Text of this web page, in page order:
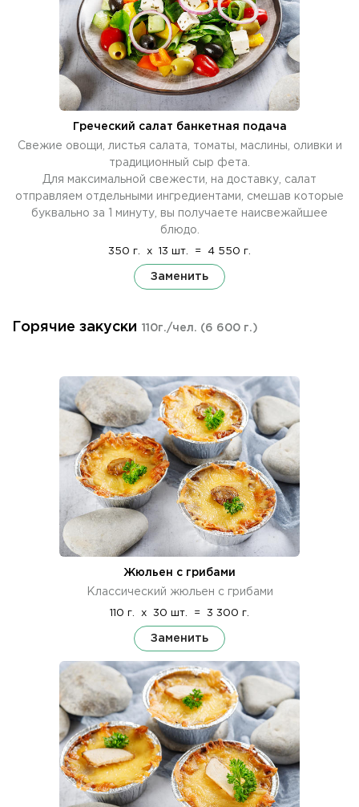
Греческий салат банкетная подача
Свежие овощи, листья салата, томаты, маслины, оливки и
традиционный сыр фета.
Для максимальной свежести, на доставку, салат
отправляем отдельными ингредиентами, смешав которые
буквально за 1 минуту, вы получаете наисвежайшее
блюдо.
350 г. x 13 шт. = 4 550 г.
Заменить
Горячие закуски 110г./чел. (6 600 г.)
Жюльен с грибами
Классический жюльен с грибами
110 г. x 30 шт. = 3 300 г.
Заменить